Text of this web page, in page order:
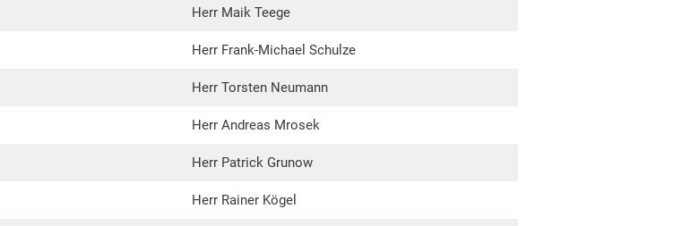
Herr Maik Teege
Herr Frank-Michael Schulze
Herr Torsten Neumann
Herr Andreas Mrosek
Herr Patrick Grunow
Herr Rainer Kögel